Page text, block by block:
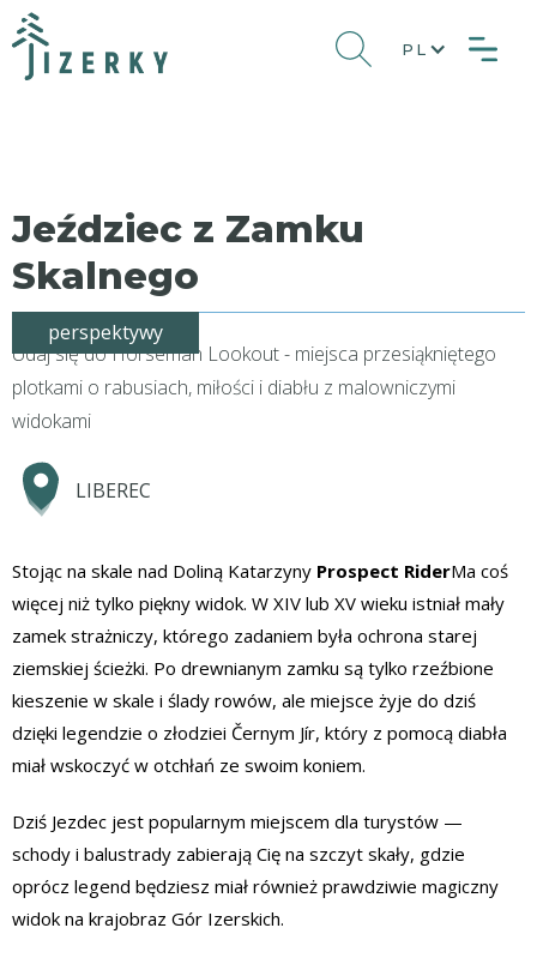
PL
Jeździec z Zamku
Skalnego
perspektywy
Udaj się do Horseman Lookout - miejsca przesiąkniętego
plotkami o rabusiach, miłości i diabłu z malowniczymi
widokami
LIBEREC
Stojąc na skale nad Doliną Katarzyny Prospect RiderMa coś
więcej niż tylko piękny widok. W XIV lub XV wieku istniał mały
zamek strażniczy, którego zadaniem była ochrona starej
ziemskiej ścieżki. Po drewnianym zamku są tylko rzeźbione
kieszenie w skale i ślady rowów, ale miejsce żyje do dziś
dzięki legendzie o złodziei Černym Jír, który z pomocą diabła
miał wskoczyć w otchłań ze swoim koniem.
Dziś Jezdec jest popularnym miejscem dla turystów —
schody i balustrady zabierają Cię na szczyt skały, gdzie
oprócz legend będziesz miał również prawdziwie magiczny
widok na krajobraz Gór Izerskich.